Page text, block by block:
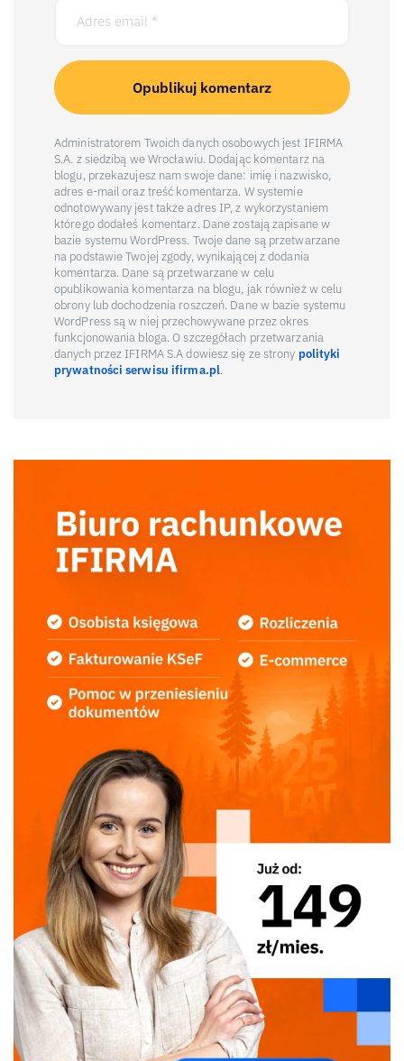
Administratorem Twoich danych osobowych jest IFIRMA
S.A. z siedzibą we Wrocławiu. Dodając komentarz na
blogu, przekazujesz nam swoje dane: imię i nazwisko,
adres e-mail oraz treść komentarza. W systemie
odnotowywany jest także adres IP, z wykorzystaniem
którego dodałeś komentarz. Dane zostają zapisane w
bazie systemu WordPress. Twoje dane są przetwarzane
na podstawie Twojej zgody, wynikającej z dodania
komentarza. Dane są przetwarzane w celu
opublikowania komentarza na blogu, jak również w celu
obrony lub dochodzenia roszczeń. Dane w bazie systemu
WordPress są w niej przechowywane przez okres
funkcjonowania bloga. O szczegółach przetwarzania
danych przez IFIRMA S.A dowiesz się ze strony polityki
prywatności serwisu ifirma.pl.